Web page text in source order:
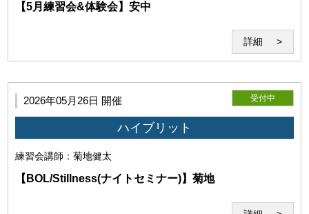
第7条（著作物の利用）
利用者は当研究所に対して、受講時の画像、動画、音声等の
当研究所および関連事業の広報・業績・紹介目的での自由か
当研究所が前項の許諾に基づき受講記録を利用する場合、当研究
所は、著作者たる利用者の氏名の表示を省略するとともに、利用
目的に必要な範囲において編集、改変、修正等をすることができ
るものとし、利用者はこれに異議を唱えないものとします。
【5月練習会&体験会】安中
詳細
2026年05月26日 開催 受付中
ハイブリット
練習会講師：菊地健太
【BOL/Stillness(ナイトセミナー)】菊地